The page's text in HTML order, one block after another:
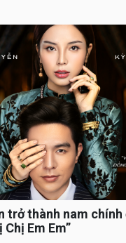
trở thành nam chính
Em Em”